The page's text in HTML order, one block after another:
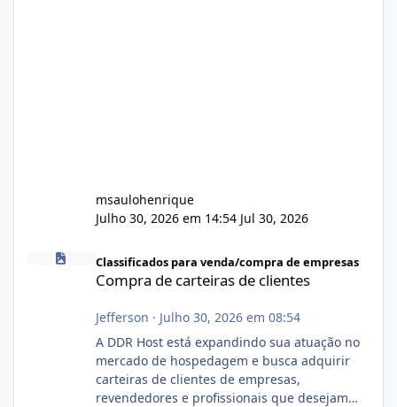
msaulohenrique
Julho 30, 2026 em 14:54 Jul 30, 2026
Classificados para venda/compra de empresas
Compra de carteiras de clientes
Jefferson · Julho 30, 2026 em 08:54
A DDR Host está expandindo sua atuação no
mercado de hospedagem e busca adquirir
carteiras de clientes de empresas,
revendedores e profissionais que desejam